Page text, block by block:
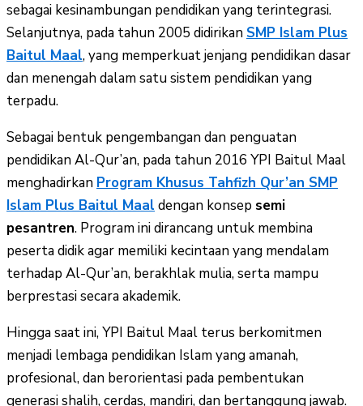
sebagai kesinambungan pendidikan yang terintegrasi.
Selanjutnya, pada tahun 2005 didirikan SMP Islam Plus
Baitul Maal, yang memperkuat jenjang pendidikan dasar
dan menengah dalam satu sistem pendidikan yang
terpadu.
Sebagai bentuk pengembangan dan penguatan
pendidikan Al-Qur’an, pada tahun 2016 YPI Baitul Maal
menghadirkan Program Khusus Tahfizh Qur’an SMP
Islam Plus Baitul Maal dengan konsep semi
pesantren. Program ini dirancang untuk membina
peserta didik agar memiliki kecintaan yang mendalam
terhadap Al-Qur’an, berakhlak mulia, serta mampu
berprestasi secara akademik.
Hingga saat ini, YPI Baitul Maal terus berkomitmen
menjadi lembaga pendidikan Islam yang amanah,
profesional, dan berorientasi pada pembentukan
generasi shalih, cerdas, mandiri, dan bertanggung jawab.